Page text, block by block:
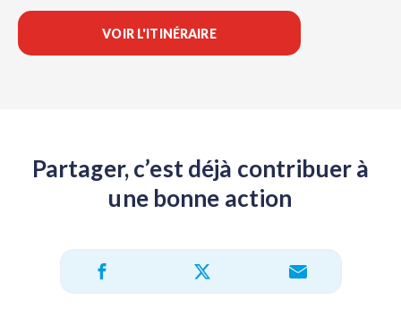
VOIR L'ITINÉRAIRE
Partager, c’est déjà contribuer à
une bonne action
Partager sur FacebookPartager sur X Partager par e-mail